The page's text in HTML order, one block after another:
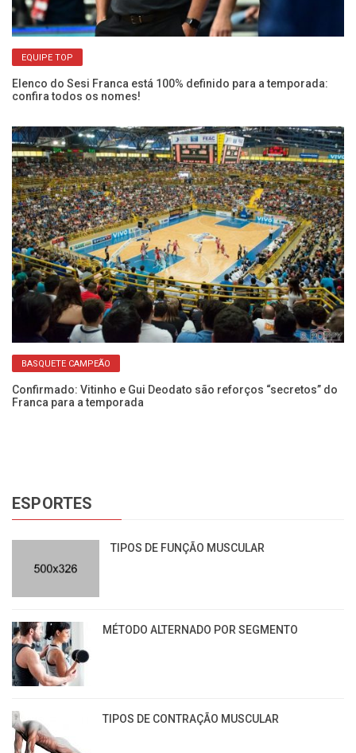
EQUIPE TOP
Elenco do Sesi Franca está 100% definido para a temporada:
confira todos os nomes!
BASQUETE CAMPEÃO
Confirmado: Vitinho e Gui Deodato são reforços “secretos” do
Franca para a temporada
ESPORTES
TIPOS DE FUNÇÃO MUSCULAR
MÉTODO ALTERNADO POR SEGMENTO
TIPOS DE CONTRAÇÃO MUSCULAR